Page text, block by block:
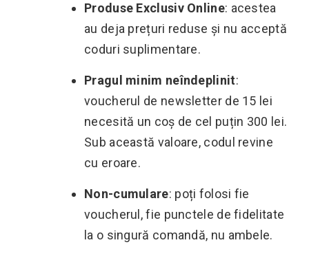
Produse Exclusiv Online: acestea
au deja prețuri reduse și nu acceptă
coduri suplimentare.
Pragul minim neîndeplinit:
voucherul de newsletter de 15 lei
necesită un coș de cel puțin 300 lei.
Sub această valoare, codul revine
cu eroare.
Non-cumulare: poți folosi fie
voucherul, fie punctele de fidelitate
la o singură comandă, nu ambele.